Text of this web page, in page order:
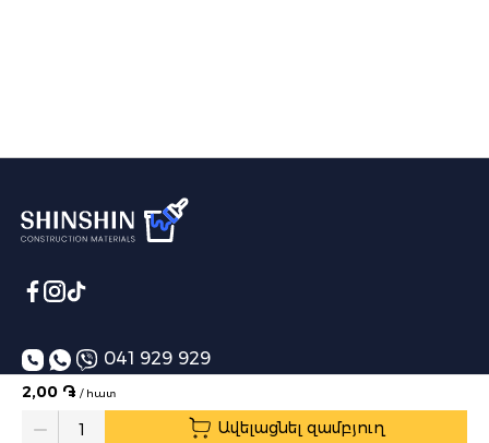
2,00 ֏ / հատ
Quantity Ավելացնել զամբյուղ
041 929 929
info@shinshin.am
Առաքման ժամեր՝ 10:00-19:00